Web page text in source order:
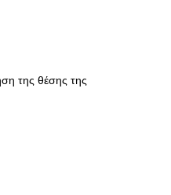
της θέσης της